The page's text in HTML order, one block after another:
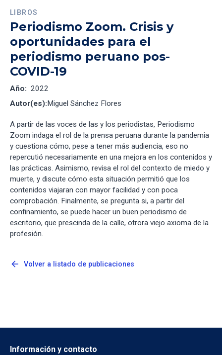
LIBROS
Periodismo Zoom. Crisis y
oportunidades para el
periodismo peruano pos-
COVID-19
Año: 2022
Autor(es):Miguel Sánchez Flores
A partir de las voces de las y los periodistas, Periodismo
Zoom indaga el rol de la prensa peruana durante la pandemia
y cuestiona cómo, pese a tener más audiencia, eso no
repercutió necesariamente en una mejora en los contenidos y
las prácticas. Asimismo, revisa el rol del contexto de miedo y
muerte, y discute cómo esta situación permitió que los
contenidos viajaran con mayor facilidad y con poca
comprobación. Finalmente, se pregunta si, a partir del
confinamiento, se puede hacer un buen periodismo de
escritorio, que prescinda de la calle, otrora viejo axioma de la
profesión.
arrow_back Volver a listado de publicaciones
Información y contacto